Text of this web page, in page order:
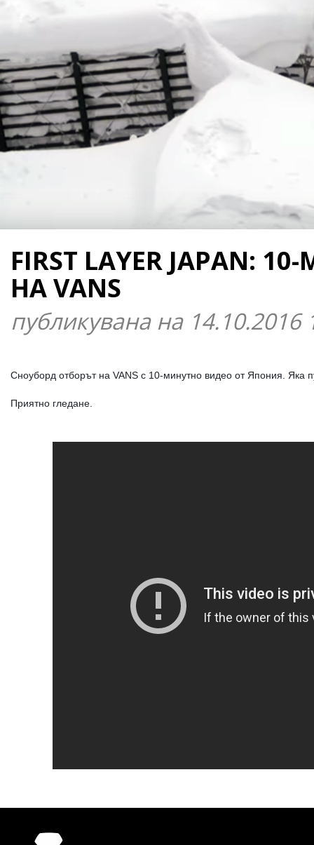
FIRST LAYER
НА VANS
публикувана на 14.10.2016
Сноуборд отборът на VANS с 10-минутно видео от Япония. Яка
Приятно гледане.